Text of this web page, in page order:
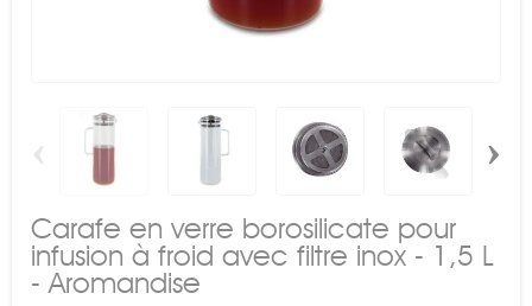
‹ ›
Carafe en verre borosilicate pour
infusion à froid avec filtre inox - 1,5 L
- Aromandise